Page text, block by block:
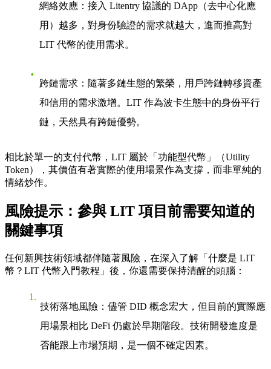
網絡效應 ：接入 Litentry 協議的 DApp（去中心化應
用）越多，對身份驗證的需求就越大，進而推高對
LIT 代幣的使用需求。
跨鏈需求 ：隨著多鏈生態的繁榮，用戶跨鏈轉移資產
和信用的需求激增。LIT 作為波卡生態中的身份平行
鏈，天然具有跨鏈優勢。
相比於單一的支付代幣，LIT 屬於「功能型代幣」（Utility
Token），其價值有著實際的使用場景作為支撐，而非單純的
情緒炒作。
風險提示：參與 LIT 項目前需要知道的
關鍵事項
任何新興技術領域都伴隨著風險，在深入了解「什麼是 LIT
幣？LIT 代幣入門教程」後，你還需要保持清醒的頭腦：
技術落地風險 ：儘管 DID 概念宏大，但目前的實際應
用場景相比 DeFi 仍處於早期階段。技術開發進度是
否能跟上市場預期，是一個不確定因素。